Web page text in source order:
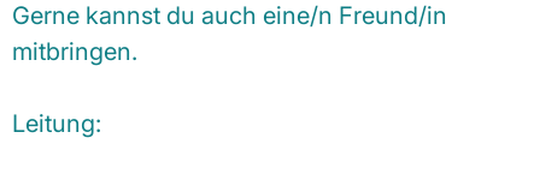
Gerne kannst du auch eine/n Freund/in
mitbringen.
Leitung: